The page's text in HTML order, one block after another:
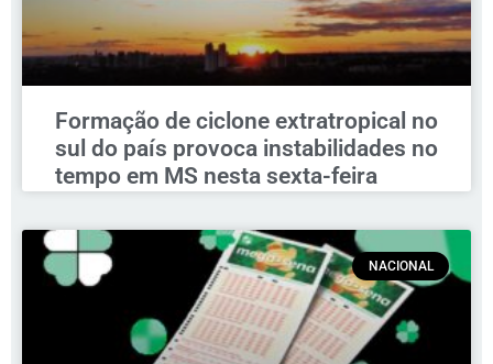
Formação de ciclone extratropical no
sul do país provoca instabilidades no
tempo em MS nesta sexta-feira
NACIONAL